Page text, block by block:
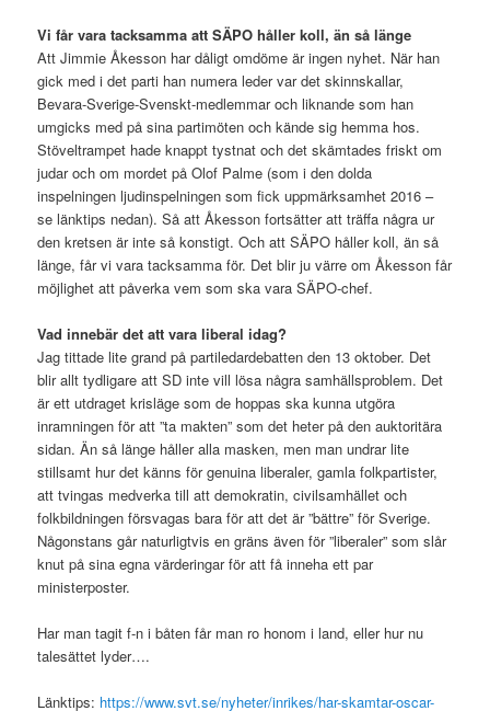
Vi får vara tacksamma att SÄPO håller koll, än så länge
Att Jimmie Åkesson har dåligt omdöme är ingen nyhet. När han
gick med i det parti han numera leder var det skinnskallar,
Bevara-Sverige-Svenskt-medlemmar och liknande som han
umgicks med på sina partimöten och kände sig hemma hos.
Stöveltrampet hade knappt tystnat och det skämtades friskt om
judar och om mordet på Olof Palme (som i den dolda
inspelningen ljudinspelningen som fick uppmärksamhet 2016 –
se länktips nedan). Så att Åkesson fortsätter att träffa några ur
den kretsen är inte så konstigt. Och att SÄPO håller koll, än så
länge, får vi vara tacksamma för. Det blir ju värre om Åkesson får
möjlighet att påverka vem som ska vara SÄPO-chef.
Vad innebär det att vara liberal idag?
Jag tittade lite grand på partiledardebatten den 13 oktober. Det
blir allt tydligare att SD inte vill lösa några samhällsproblem. Det
är ett utdraget krisläge som de hoppas ska kunna utgöra
inramningen för att ”ta makten” som det heter på den auktoritära
sidan. Än så länge håller alla masken, men man undrar lite
stillsamt hur det känns för genuina liberaler, gamla folkpartister,
att tvingas medverka till att demokratin, civilsamhället och
folkbildningen försvagas bara för att det är ”bättre” för Sverige.
Någonstans går naturligtvis en gräns även för ”liberaler” som slår
knut på sina egna värderingar för att få inneha ett par
ministerposter.
Har man tagit f-n i båten får man ro honom i land, eller hur nu
talesättet lyder….
Länktips: https://www.svt.se/nyheter/inrikes/har-skamtar-oscar-